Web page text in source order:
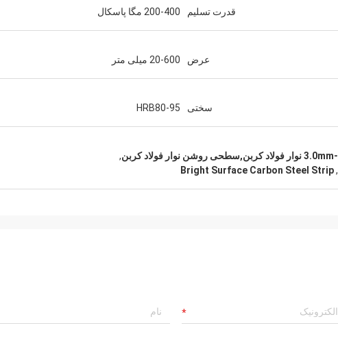
قدرت تسلیم 200-400 مگا پاسکال
عرض 20-600 میلی متر
سختی HRB80-95
,
,
Bright Surface Carbon Steel Strip